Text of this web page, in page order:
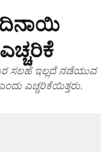
ಸಲಹೆ ಇಲ್ಲದೆ ನಡೆಯುವ
ಎಚ್ಚರಿಕೆಯಿತ್ತರು.